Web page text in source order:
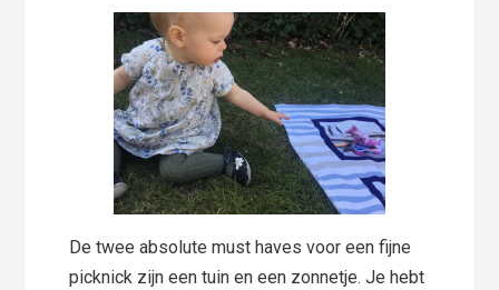
De twee absolute must haves voor een fijne
picknick zijn een tuin en een zonnetje. Je hebt